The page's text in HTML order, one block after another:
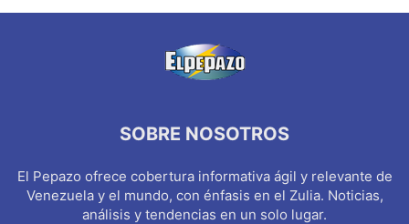
SOBRE NOSOTROS
El Pepazo ofrece cobertura informativa ágil y relevante de
Venezuela y el mundo, con énfasis en el Zulia. Noticias,
análisis y tendencias en un solo lugar.